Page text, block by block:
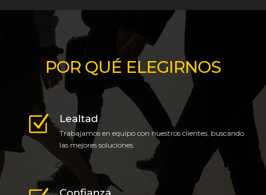
POR QUÉ ELEGIRNOS
Lealtad
Trabajamos en equipo con nuestros clientes, buscando
las mejores soluciones.
Confianza